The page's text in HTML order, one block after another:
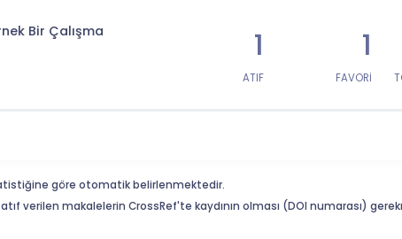
Bir Çalışma 1
ATIF
1
FAVORİ
göre otomatik belirlenmektedir.
verilen makalelerin CrossRef'te kaydının olması (DOI numarası)